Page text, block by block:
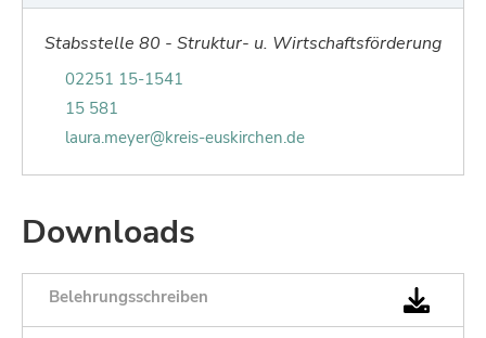
Stabsstelle 80 - Struktur- u. Wirtschaftsförderung
02251 15-1541Telefonnummer von Laura Meyer:
15 581Faxnummer von Laura Meyer:
E-Mail von Laura Meyer:
laura.meyer@kreis-euskirchen.de
Downloads
Belehrungsschreiben